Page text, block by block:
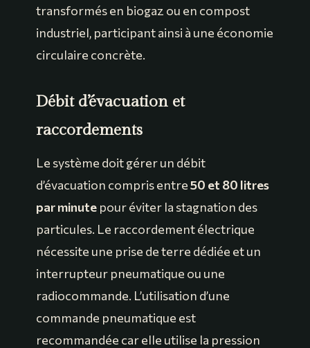
transformés en biogaz ou en compost
industriel, participant ainsi à une économie
circulaire concrète.
Débit d’évacuation et
raccordements
Le système doit gérer un débit
d’évacuation compris entre50 et 80 litres
par minute pour éviter la stagnation des
particules. Le raccordement électrique
nécessite une prise de terre dédiée et un
interrupteur pneumatique ou une
radiocommande. L’utilisation d’une
commande pneumatique est
recommandée car elle utilise la pression